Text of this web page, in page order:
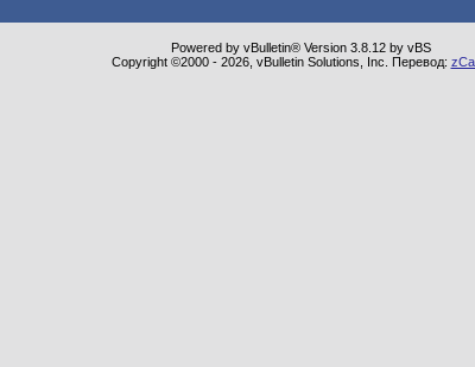
Powered by vBulletin® Version 3.8.12 by vBS
Copyright ©2000 - 2026, vBulletin Solutions, Inc. Перевод: